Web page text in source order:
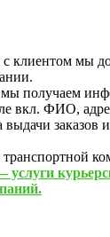
клиентом мы
мы получаем
вкл. ФИО,
заказов